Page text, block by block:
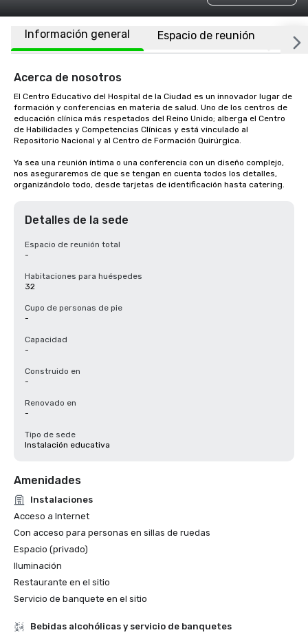
Información general Espacio de reunión
Acerca de nosotros
El Centro Educativo del Hospital de la Ciudad es un innovador lugar de
formación y conferencias en materia de salud. Uno de los centros de
educación clínica más respetados del Reino Unido; alberga el Centro
de Habilidades y Competencias Clínicas y está vinculado al
Repositorio Nacional y al Centro de Formación Quirúrgica.
Ya sea una reunión íntima o una conferencia con un diseño complejo,
nos aseguraremos de que se tengan en cuenta todos los detalles,
organizándolo todo, desde tarjetas de identificación hasta catering.
Detalles de la sede
Espacio de reunión total
-
Habitaciones para huéspedes
32
Cupo de personas de pie
-
Capacidad
-
Construido en
-
Renovado en
-
Tipo de sede
Instalación educativa
Amenidades
Instalaciones
Acceso a Internet
Con acceso para personas en sillas de ruedas
Espacio (privado)
Iluminación
Restaurante en el sitio
Servicio de banquete en el sitio
Bebidas alcohólicas y servicio de banquetes